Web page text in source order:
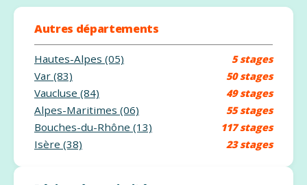
Autres départements
Hautes-Alpes (05) 5 stages
Var (83) 50 stages
Vaucluse (84) 49 stages
Alpes-Maritimes (06) 55 stages
Bouches-du-Rhône (13) 117 stages
Isère (38) 23 stages